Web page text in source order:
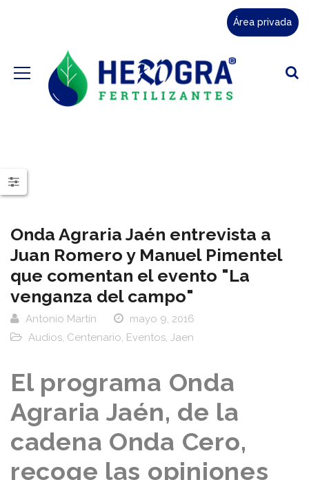
Área privada
Onda Agraria Jaén entrevista a
Juan Romero y Manuel Pimentel
que comentan el evento "La
venganza del campo"
Antonio Martín
mayo 9, 2016
Audios, Centenario, Eventos, Jaen
El programa Onda
Agraria Jaén, de la
cadena Onda Cero,
recoge las opiniones